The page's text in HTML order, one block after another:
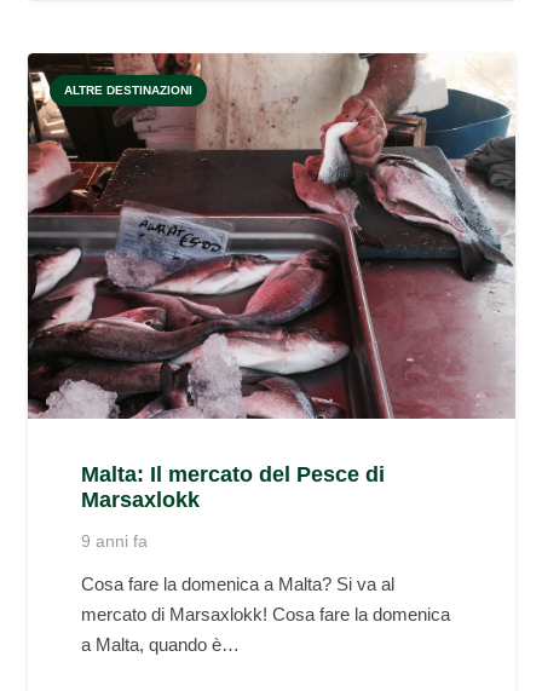
ALTRE DESTINAZIONI
Malta: Il mercato del Pesce di
Marsaxlokk
9 anni fa
Cosa fare la domenica a Malta? Si va al
mercato di Marsaxlokk! Cosa fare la domenica
a Malta, quando è…